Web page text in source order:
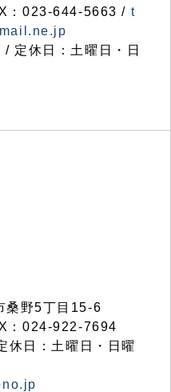
：023-644-5663 / t
定休日：土曜日・日
野5丁目15-6
：024-922-7694
日：土曜日・日曜